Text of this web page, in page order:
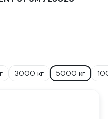
3000 кг 5000 кг